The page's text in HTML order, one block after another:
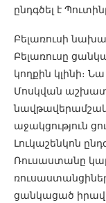
ընդգծել է
Բելառուսի
Բելառուսը
կողքին կլինի։
Մոսկվան
աջակցություն
Լուկաշենկոն
Ռուսաստանը
ցանկացած